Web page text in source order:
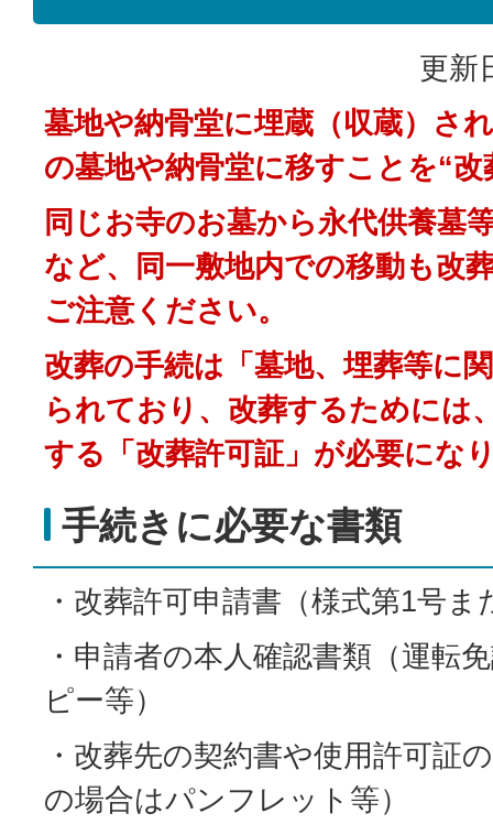
更新
墓地や納骨堂に埋蔵（収蔵）さ
の墓地や納骨堂に移すことを“
同じお寺のお墓から永代供養墓
など、同一敷地内での移動も改
ご注意ください。
改葬の手続は「墓地、埋葬等に
られており、改葬するためには
する「改葬許可証」が必要にな
手続きに必要な書類
・改葬許可申請書（様式第1号
・申請者の本人確認書類（運転
ピー等）
・改葬先の契約書や使用許可証
の場合はパンフレット等）